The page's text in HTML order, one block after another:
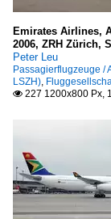
Emirates Airlines,
2006, ZRH Zürich,
Peter Leu
Passagierflugzeuge /
LSZH),
 227 1200x800 Px,